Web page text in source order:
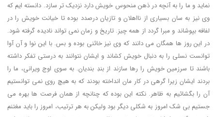
نماید و ما را به آنچه در ذهن منحوس خویش دارد نزدیک تر سازد. دانسته ایم که
وی نیز به سان بسیاری از نااهلان و تازیان درصدد بوده تا خیانت خویش را در
لفافه بپوشاند و مبرا گردد از همه چیز. تاریخ و زمان نمی تواند نادیده گرفته شود.
در این روز ها همگان می دانند که وی نیز خائنی بوده و بس. با این نوا و آن آوا
توانست نسلی را به دنبال خویش کشاند و ایشان نتوانند به درستی تفکر داشته
باشند تا سرزمین خویش را رها سازند از بندِ بندیان. به سوی اوج ویرانی، ما را
بردند ایشان زیرا گرهی در کار مان انداخته بودند که به هیچ روی نمی توانستیم
آن را بگشائیم به ظاهر. نکته این بوده که چنانچه از همان فرصت ها بهره می
جستیم بی شک امروز به شکلی دیگر بود ولیکن به هر ترتیب، امروز را باید مغتنم